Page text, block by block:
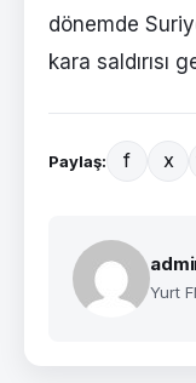
dönemde
kara saldırısı
Paylaş: f x
Yurt